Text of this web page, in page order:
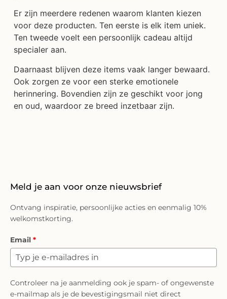
Er zijn meerdere redenen waarom klanten kiezen
voor deze producten. Ten eerste is elk item uniek.
Ten tweede voelt een persoonlijk cadeau altijd
specialer aan.
Daarnaast blijven deze items vaak langer bewaard.
Ook zorgen ze voor een sterke emotionele
herinnering. Bovendien zijn ze geschikt voor jong
en oud, waardoor ze breed inzetbaar zijn.
Meld je aan voor onze nieuwsbrief
Ontvang inspiratie, persoonlijke acties en eenmalig 10%
welkomstkorting.
Email *
Controleer na je aanmelding ook je spam- of ongewenste
e-mailmap als je de bevestigingsmail niet direct